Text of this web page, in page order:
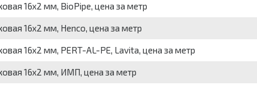
16x2 мм, BioPipe, цена за метр
16x2 мм, Henco, цена за метр
16x2 мм, PERT-AL-PE, Lavita, цена за метр
16x2 мм, ИМП, цена за метр